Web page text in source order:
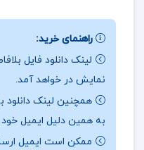
کتاب مجذوب
و پیچیدگی‌های فراوانی
واقعی و قابل لمس
همچون عشق، خیانت،
همیشه در زندگی
راهنمای خرید:
لینک دانلود فایل
نمایش در خواهد آمد.
همچنین لینک دانلود
به همین دلیل ایمیل خود